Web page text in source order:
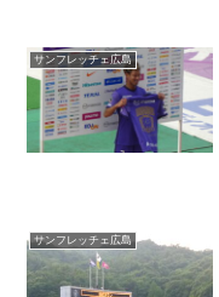
サンフレッチェ広島
サンフレッチェ広島